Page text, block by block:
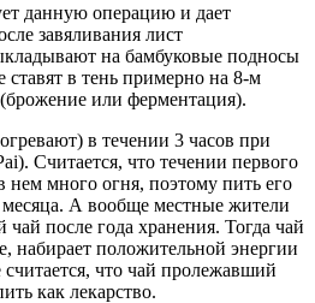
данную операцию и дает
завяливания лист
на бамбуковые подносы
ставят в тень примерно на 8-м
или ферментация).
в течении 3 часов при
Считается, что течении первого
нем много огня, поэтому пить его
А вообще местные жители
после года хранения. Тогда чай
набирает положительной энергии
что чай пролежавший
как лекарство.